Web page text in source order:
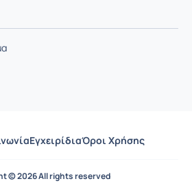
ΕγχειρίδιαΌροι Χρήσης
© 2026 All rights reserved